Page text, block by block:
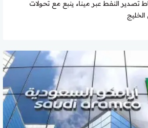
النفط عبر ميناء ينبع مع تحولات